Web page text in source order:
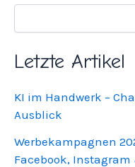
Letzte Artikel
KI im Handwerk –
Ausblick
Werbekampagnen
Facebook,